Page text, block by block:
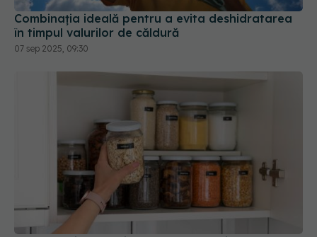
07 sep 2025, 09:30
Cum trebuie depozitate corect condimentele.
Greșeala pe care o faci când gătești
12 mar 2026, 13:52